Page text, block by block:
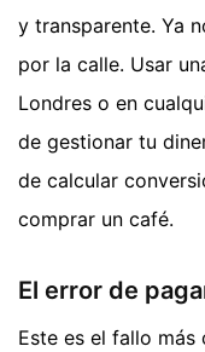
y transparente. Ya
por la calle. Usar
Londres o en
de gestionar tu
de calcular
comprar un café.
El error de
Este es el fallo